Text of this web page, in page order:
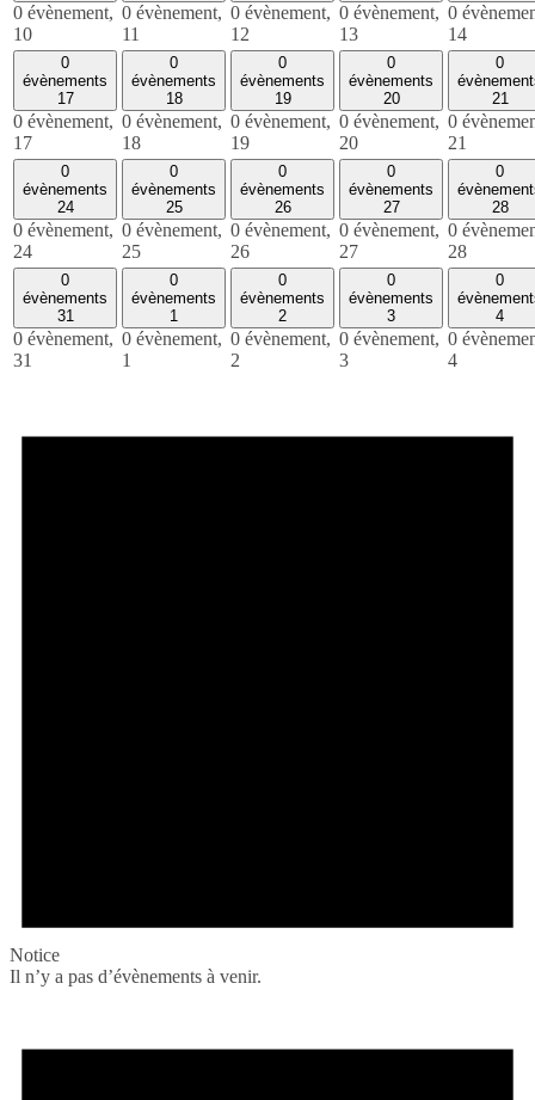
0 évènement,
10
0 évènement,
11
0 évènement,
12
0 évènement,
13
0
14
0
évènements
17
0 évènement,
17
0
évènements
18
0 évènement,
18
0
évènements
19
0 évènement,
19
0
évènements
20
0 évènement,
20
0
21
0
21
0
évènements
24
0 évènement,
24
0
évènements
25
0 évènement,
25
0
évènements
26
0 évènement,
26
0
évènements
27
0 évènement,
27
0
28
0
28
0
évènements
31
0 évènement,
31
0
évènements
1
0 évènement,
1
0
évènements
2
0 évènement,
2
0
évènements
3
0 évènement,
3
0
4
0
4
Notice
Il n’y a pas d’évènements à venir.